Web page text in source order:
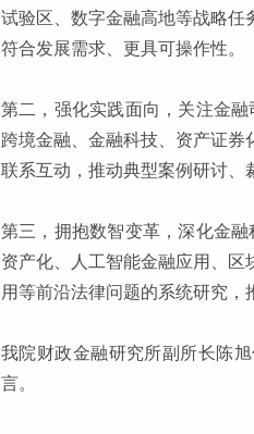
试验区、数字金融高地等战略任
符合发展需求、更具可操作性。
第二，强化实践面向，关注金
跨境金融、金融科技、资产证
联系互动，推动典型案例研讨、
第三，拥抱数智变革，深化金
资产化、人工智能金融应用、
用等前沿法律问题的系统研究，
我院财政金融研究所副所长陈
言。